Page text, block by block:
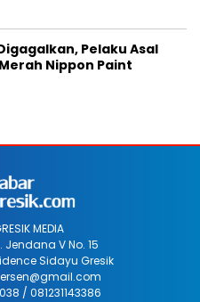
Pelaku Asal
Nippon Paint
MEDIA
Jendana V No. 15
Sidayu Gresik
/ 081231143386